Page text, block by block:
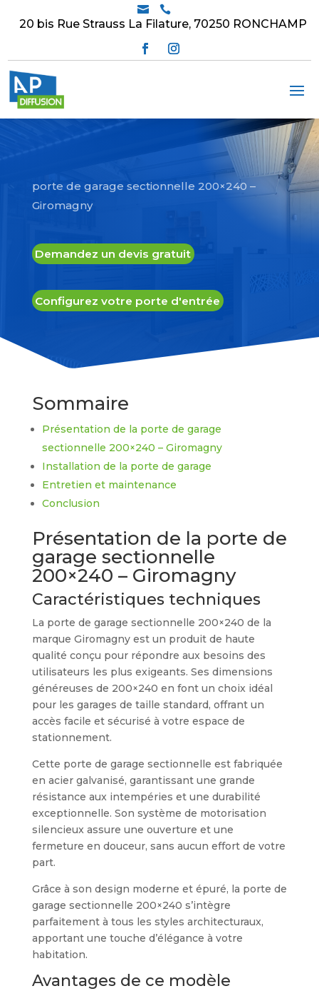
 
20 bis Rue Strauss La Filature, 70250 RONCHAMP
porte de garage sectionnelle 200×240 –
Giromagny
Demandez un devis gratuit
Configurez votre porte d'entrée
Sommaire
Présentation de la porte de garage
sectionnelle 200×240 – Giromagny
Installation de la porte de garage
Entretien et maintenance
Conclusion
Présentation de la porte de
garage sectionnelle
200×240 – Giromagny
Caractéristiques techniques
La porte de garage sectionnelle 200×240 de la
marque Giromagny est un produit de haute
qualité conçu pour répondre aux besoins des
utilisateurs les plus exigeants. Ses dimensions
généreuses de 200×240 en font un choix idéal
pour les garages de taille standard, offrant un
accès facile et sécurisé à votre espace de
stationnement.
Cette porte de garage sectionnelle est fabriquée
en acier galvanisé, garantissant une grande
résistance aux intempéries et une durabilité
exceptionnelle. Son système de motorisation
silencieux assure une ouverture et une
fermeture en douceur, sans aucun effort de votre
part.
Grâce à son design moderne et épuré, la porte de
garage sectionnelle 200×240 s’intègre
parfaitement à tous les styles architecturaux,
apportant une touche d’élégance à votre
habitation.
Avantages de ce modèle